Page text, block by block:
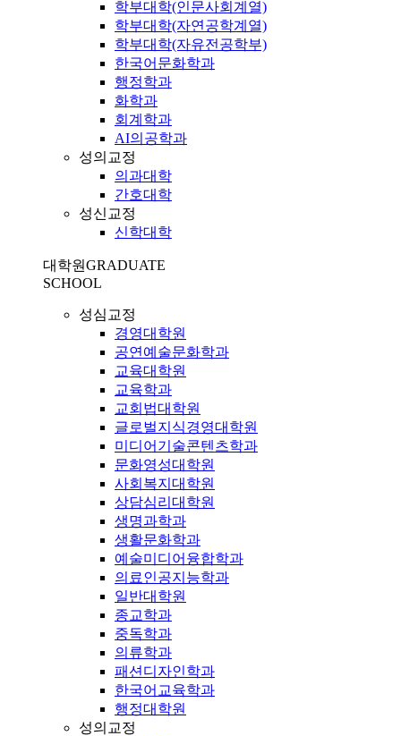
학부대학(인문사회계열)
학부대학(자연공학계열)
학부대학(자유전공학부)
한국어문화학과
행정학과
화학과
회계학과
AI의공학과
성의교정
의과대학
간호대학
성신교정
신학대학
대학원GRADUATE
SCHOOL
성심교정
경영대학원
공연예술문화학과
교육대학원
교육학과
교회법대학원
글로벌지식경영대학원
미디어기술콘텐츠학과
문화영성대학원
사회복지대학원
상담심리대학원
생명과학과
생활문화학과
예술미디어융합학과
의료인공지능학과
일반대학원
종교학과
중독학과
의류학과
패션디자인학과
한국어교육학과
행정대학원
성의교정